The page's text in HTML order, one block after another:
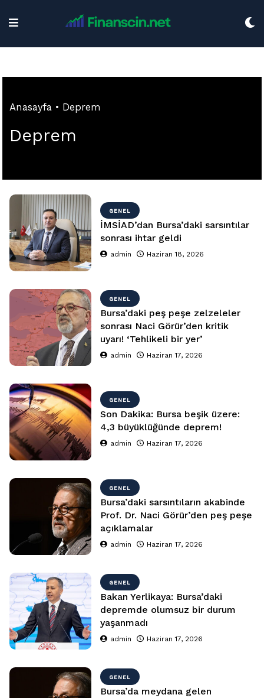
Anasayfa • Deprem
Deprem
GENEL
İMSİAD’dan Bursa’daki sarsıntılar
sonrası ihtar geldi
admin Haziran 18, 2026
GENEL
Bursa’daki peş peşe zelzeleler
sonrası Naci Görür’den kritik
uyarı! ‘Tehlikeli bir yer’
admin Haziran 17, 2026
GENEL
Son Dakika: Bursa beşik üzere:
4,3 büyüklüğünde deprem!
admin Haziran 17, 2026
GENEL
Bursa’daki sarsıntıların akabinde
Prof. Dr. Naci Görür’den peş peşe
açıklamalar
admin Haziran 17, 2026
GENEL
Bakan Yerlikaya: Bursa’daki
depremde olumsuz bir durum
yaşanmadı
admin Haziran 17, 2026
GENEL
Bursa’da meydana gelen